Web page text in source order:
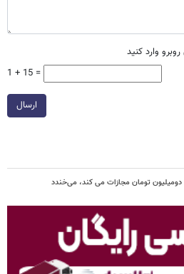
وارد کنید
1 + 15 =
ارسال
تومان مجازات می کند، می‌خندد